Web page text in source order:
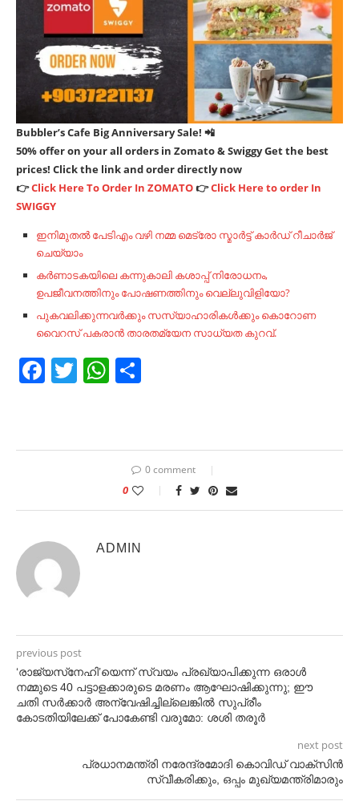
Bubbler’s Cafe Big Anniversary Sale! 📲
50% offer on your all orders in Zomato & Swiggy Get the best
prices! Click the link and order directly now
👉Click Here To Order In ZOMATO👉Click Here to order In
SWIGGY
ഇനിമുതൽ പേടിഎം വഴി നമ്മ മെട്രോ സ്മാർട്ട്‌ കാർഡ് റീചാർജ്
ചെയ്യാം
കർണാടകയിലെ കന്നുകാലി കശാപ്പ് നിരോധനം,
ഉപജീവനത്തിനും പോഷണത്തിനും വെല്ലുവിളിയോ?
പുകവലിക്കുന്നവര്‍ക്കും സസ്യാഹാരികള്‍ക്കും കൊറോണ
വൈറസ്‌ പകരാന്‍ താരതമ്യേന സാധ്യത കുറവ്.
Facebook
TwitterWhatsApp
0 comment
0
ADMIN
previous post
‘രാജ്യസ്‌നേഹി’യെന്ന് സ്വയം പ്രഖ്യാപിക്കുന്ന ഒരാൾ
നമ്മുടെ 40 പട്ടാളക്കാരുടെ മരണം ആഘോഷിക്കുന്നു; ഈ
ചതി സർക്കാർ അന്വേഷിച്ചില്ലെങ്കിൽ സുപ്രീം
കോടതിയിലേക്ക് പോകേണ്ടി വരുമോ: ശശി തരൂർ
next post
പ്രധാനമന്ത്രി നരേന്ദ്രമോദി കൊവിഡ് വാക്സിന്‍
സ്വീകരിക്കും, ഒപ്പം മുഖ്യമന്ത്രിമാരും